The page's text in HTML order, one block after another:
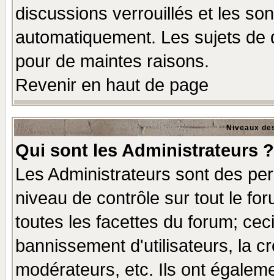
discussions verrouillés et les
automatiquement. Les sujets
pour de maintes raisons.
Revenir en haut de page
Niveaux
Qui sont les Administrateurs ?
Les Administrateurs sont des
niveau de contrôle sur tout le
toutes les facettes du forum;
bannissement d'utilisateurs, la
modérateurs, etc. Ils ont